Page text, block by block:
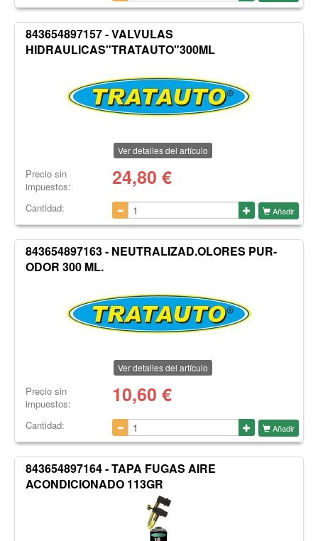
843654897157 - VALVULAS
HIDRAULICAS"TRATAUTO"300ML
Ver detalles del artículo
Precio sin
impuestos:
24,80 €
Cantidad: Añadir
843654897163 - NEUTRALIZAD.OLORES PUR-
ODOR 300 ML.
Ver detalles del artículo
Precio sin
impuestos:
10,60 €
Cantidad: Añadir
843654897164 - TAPA FUGAS AIRE
ACONDICIONADO 113GR